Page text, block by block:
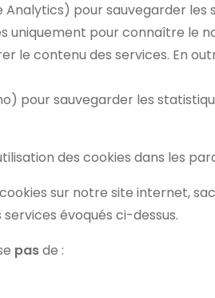
Analytics) pour sauvegarder les
uniquement pour connaître le
le contenu des services. En
pour sauvegarder les
des cookies dans les
sur notre site internet,
évoqués ci-dessus.
pasde :